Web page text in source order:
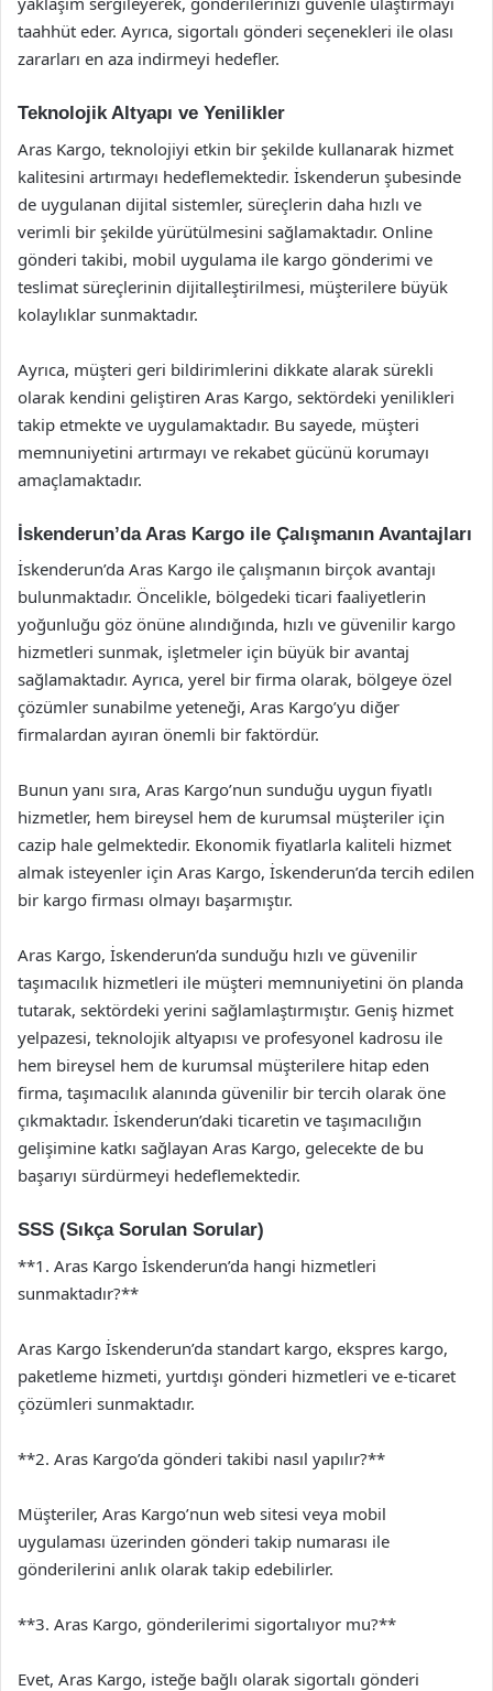
taahhüt eder. Ayrıca, sigortalı gönderi seçenekleri ile olası
zararları en aza indirmeyi hedefler.
Teknolojik Altyapı ve Yenilikler
Aras Kargo, teknolojiyi etkin bir şekilde kullanarak hizmet
kalitesini artırmayı hedeflemektedir. İskenderun şubesinde
de uygulanan dijital sistemler, süreçlerin daha hızlı ve
verimli bir şekilde yürütülmesini sağlamaktadır. Online
gönderi takibi, mobil uygulama ile kargo gönderimi ve
teslimat süreçlerinin dijitalleştirilmesi, müşterilere büyük
kolaylıklar sunmaktadır.
Ayrıca, müşteri geri bildirimlerini dikkate alarak sürekli
olarak kendini geliştiren Aras Kargo, sektördeki yenilikleri
takip etmekte ve uygulamaktadır. Bu sayede, müşteri
memnuniyetini artırmayı ve rekabet gücünü korumayı
amaçlamaktadır.
İskenderun’da Aras Kargo ile Çalışmanın Avantajları
İskenderun’da Aras Kargo ile çalışmanın birçok avantajı
bulunmaktadır. Öncelikle, bölgedeki ticari faaliyetlerin
yoğunluğu göz önüne alındığında, hızlı ve güvenilir kargo
hizmetleri sunmak, işletmeler için büyük bir avantaj
sağlamaktadır. Ayrıca, yerel bir firma olarak, bölgeye özel
çözümler sunabilme yeteneği, Aras Kargo’yu diğer
firmalardan ayıran önemli bir faktördür.
Bunun yanı sıra, Aras Kargo’nun sunduğu uygun fiyatlı
hizmetler, hem bireysel hem de kurumsal müşteriler için
cazip hale gelmektedir. Ekonomik fiyatlarla kaliteli hizmet
almak isteyenler için Aras Kargo, İskenderun’da tercih edilen
bir kargo firması olmayı başarmıştır.
Aras Kargo, İskenderun’da sunduğu hızlı ve güvenilir
taşımacılık hizmetleri ile müşteri memnuniyetini ön planda
tutarak, sektördeki yerini sağlamlaştırmıştır. Geniş hizmet
yelpazesi, teknolojik altyapısı ve profesyonel kadrosu ile
hem bireysel hem de kurumsal müşterilere hitap eden
firma, taşımacılık alanında güvenilir bir tercih olarak öne
çıkmaktadır. İskenderun’daki ticaretin ve taşımacılığın
gelişimine katkı sağlayan Aras Kargo, gelecekte de bu
başarıyı sürdürmeyi hedeflemektedir.
SSS (Sıkça Sorulan Sorular)
**1. Aras Kargo İskenderun’da hangi hizmetleri
sunmaktadır?**
Aras Kargo İskenderun’da standart kargo, ekspres kargo,
paketleme hizmeti, yurtdışı gönderi hizmetleri ve e-ticaret
çözümleri sunmaktadır.
**2. Aras Kargo’da gönderi takibi nasıl yapılır?**
Müşteriler, Aras Kargo’nun web sitesi veya mobil
uygulaması üzerinden gönderi takip numarası ile
gönderilerini anlık olarak takip edebilirler.
**3. Aras Kargo, gönderilerimi sigortalıyor mu?**
Evet, Aras Kargo, isteğe bağlı olarak sigortalı gönderi